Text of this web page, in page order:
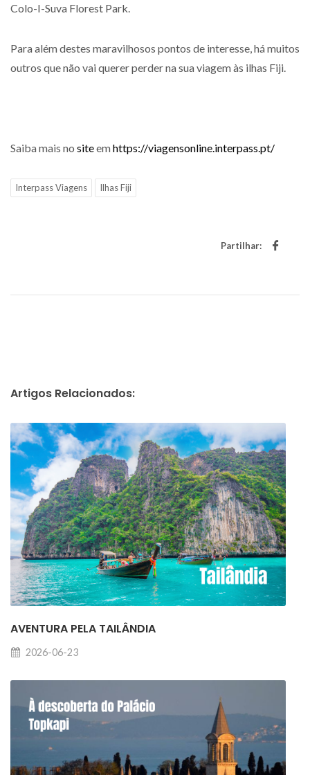
Colo-I-Suva Florest Park.
Para além destes maravilhosos pontos de interesse, há muitos
outros que não vai querer perder na sua viagem às ilhas Fiji.
Saiba mais no siteemhttps://viagensonline.interpass.pt/
Interpass Viagens Ilhas Fiji
Partilhar:
Artigos Relacionados:
AVENTURA PELA TAILÂNDIA
2026-06-23